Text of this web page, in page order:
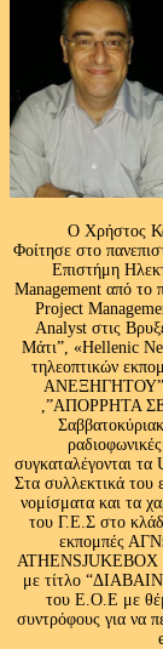
Ο Χρήστος
Φοίτησε στο
Επιστήμη
Management από το
Project
Analyst στις
Μάτι”, «Hellenic
τηλεοπτικών
,”ΑΠΟΡΡΗΤΑ
συγκαταλέγονται τα
Στα συλλεκτικά του
νομίσματα και τα
του Γ.Ε.Σ στο
εκπομπές
ATHENSJUKEBOX
με τίτλο
του Ε.Ο.Ε με
συντρόφους για να